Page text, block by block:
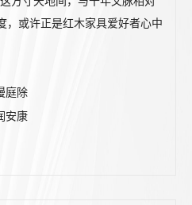
，或许正是红木家具爱好者心中
庭除
安康